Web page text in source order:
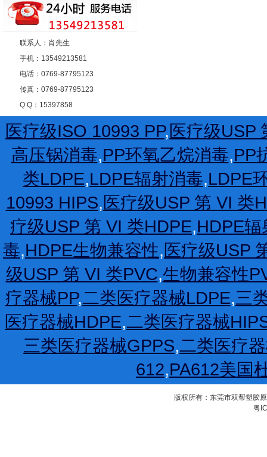
联系人：肖先生
手机：13549213581
电话：0769-87795123
传真：0769-87795123
Q Q：15397858
医疗级ISO 10993 PP,医疗级USP
高压锅消毒,PP环氧乙烷消毒,PP
类LDPE,LDPE辐射消毒,LDPE
10993 HIPS,医疗级USP 第 VI 类
疗级USP 第 VI 类HDPE,HDPE辐
毒,HDPE生物兼容性,医疗级USP
级USP 第 VI 类PVC,生物兼容性
疗器械PP,二类医疗器械LDPE,三
医疗器械HDPE,二类医疗器械
三类医疗器械GPPS,二类医疗
612,PA612美国
版权所有：东莞市双帮塑胶
粤